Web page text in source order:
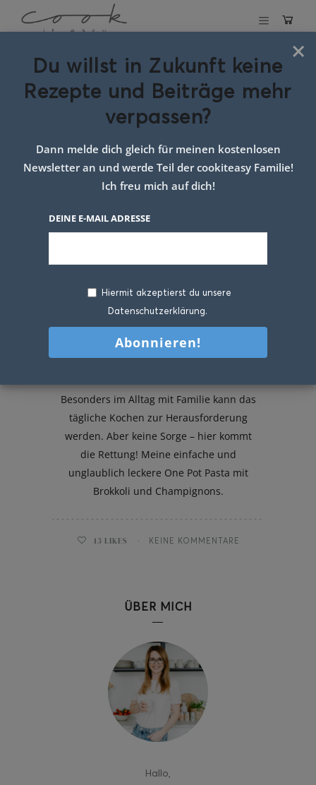
Schlagwort:One
Pot Nudeln mit
Brokkoli
Besonders im Alltag mit Familie kann das
tägliche Kochen zur Herausforderung
werden. Aber keine Sorge – hier kommt
die Rettung! Meine einfache und
unglaublich leckere One Pot Pasta mit
Brokkoli und Champignons.
13 LIKES KEINE KOMMENTARE
ÜBER MICH
Hallo,
×
Du willst in Zukunft keine
Rezepte und Beiträge mehr
verpassen?
Dann melde dich gleich für meinen kostenlosen
Newsletter an und werde Teil der cookiteasy Familie!
Ich freu mich auf dich!
DEINE E-MAIL ADRESSE
Hiermit akzeptierst du unsere
Datenschutzerklärung.